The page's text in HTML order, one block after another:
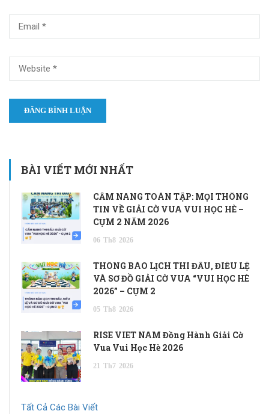
BÀI VIẾT MỚI NHẤT
CẨM NANG TOÀN TẬP: MỌI THÔNG
TIN VỀ GIẢI CỜ VUA VUI HỌC HÈ –
CỤM 2 NĂM 2026
06 Th8 2026
THÔNG BÁO LỊCH THI ĐẤU, ĐIỀU LỆ
VÀ SƠ ĐỒ GIẢI CỜ VUA “VUI HỌC HÈ
2026” – CỤM 2
05 Th8 2026
RISE VIET NAM Đồng Hành Giải Cờ
Vua Vui Học Hè 2026
21 Th7 2026
Tất Cả Các Bài Viết